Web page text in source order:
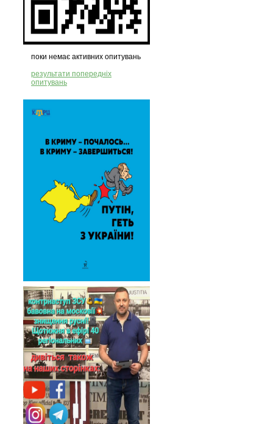
поки немає активних опитувань
результати попередніх
опитувань